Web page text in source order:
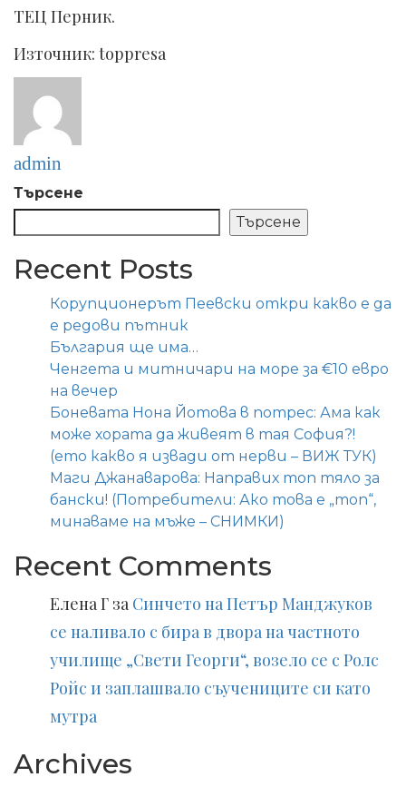
ТЕЦ Перник.
Източник: toppresa
admin
Търсене
Търсене
Recent Posts
Корупционерът Пеевски откри какво е да
е редови пътник
България ще има…
Ченгета и митничари на море за €10 евро
на вечер
Боневата Нона Йотова в потрес: Ама как
може хората да живеят в тая София?!
(ето какво я извади от нерви – ВИЖ ТУК)
Маги Джанаварова: Направих топ тяло за
бански! (Потребители: Ако това е „топ“,
минаваме на мъже – СНИМКИ)
Recent Comments
Елена Г за Синчето на Петър Манджуков
се наливало с бира в двора на частното
училище „Свети Георги“, возело се с Ролс
Ройс и заплашвало съучениците си като
мутра
Archives